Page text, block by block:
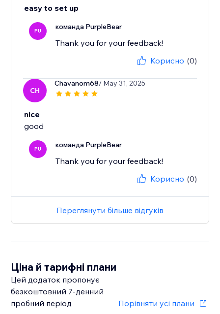
easy to set up
PU команда PurpleBear
Thank you for your feedback!
Корисно (0)
CH
Chavanom68/ May 31, 2025
nice
good
PU команда PurpleBear
Thank you for your feedback!
Корисно (0)
Переглянути більше відгуків
Ціна й тарифні плани
Цей додаток пропонує
безкоштовний 7‑денний
пробний період
Порівняти усі плани